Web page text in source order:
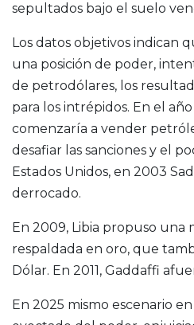
sepultados bajo el suelo
Los datos objetivos indican
una posición de poder,
de petrodólares, los
para los intrépidos. En el
comenzaría a vender
desafiar las sanciones y el
Estados Unidos, en 2003
derrocado.
En 2009, Libia propuso una
respaldada en oro, que
Dólar. En 2011, Gaddaffi
En 2025 mismo escenario